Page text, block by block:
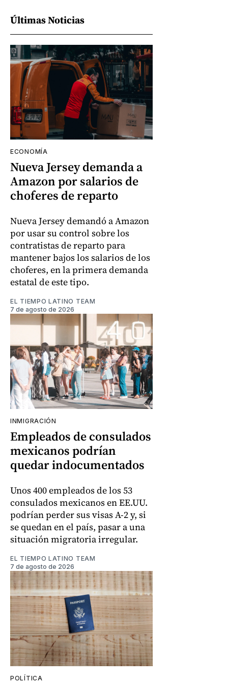
Últimas Noticias
ECONOMÍA
Nueva Jersey demanda a
Amazon por salarios de
choferes de reparto
Nueva Jersey demandó a Amazon
por usar su control sobre los
contratistas de reparto para
mantener bajos los salarios de los
choferes, en la primera demanda
estatal de este tipo.
EL TIEMPO LATINO TEAM
7 de agosto de 2026
INMIGRACIÓN
Empleados de consulados
mexicanos podrían
quedar indocumentados
Unos 400 empleados de los 53
consulados mexicanos en EE.UU.
podrían perder sus visas A-2 y, si
se quedan en el país, pasar a una
situación migratoria irregular.
EL TIEMPO LATINO TEAM
7 de agosto de 2026
POLÍTICA